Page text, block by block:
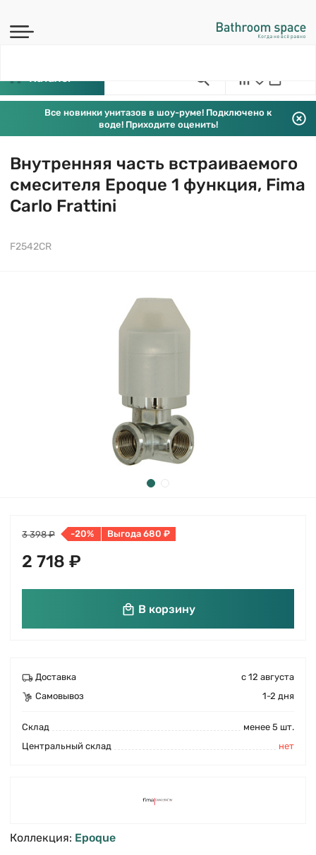
Каталог
Все новинки унитазов в шоу-руме! Подключено к
воде! Приходите оценить!
Внутренняя часть встраиваемого
смесителя Epoque 1 функция, Fima
Carlo Frattini
F2542CR
3 398 ₽ -20% Выгода 680 ₽
2 718 ₽
В корзину
Доставка
с 12 августа
Самовывоз
1-2 дня
Cклад
менее 5 шт.
Центральный склад
нет
Коллекция: Epoque